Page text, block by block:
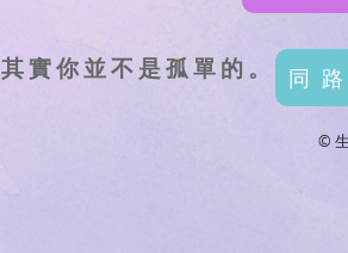
其實你並不是孤單的。 同
©